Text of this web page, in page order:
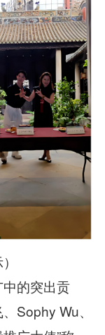
）
的突出贡
Sophy Wu、